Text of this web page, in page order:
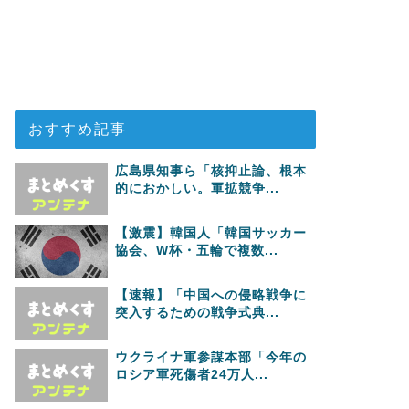
おすすめ記事
広島県知事ら「核抑止論、根本
的におかしい。軍拡競争...
【激震】韓国人「韓国サッカー
協会、W杯・五輪で複数...
【速報】「中国への侵略戦争に
突入するための戦争式典...
ウクライナ軍参謀本部「今年の
ロシア軍死傷者24万人...